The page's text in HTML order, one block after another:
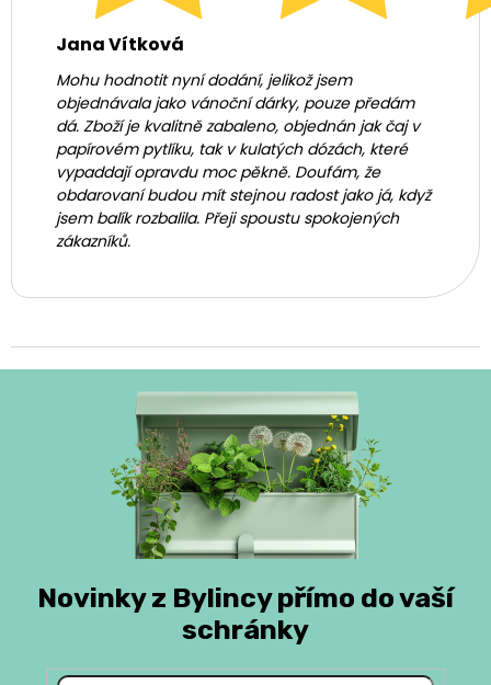
Jana Vítková
Mohu hodnotit nyní dodání, jelikož jsem
objednávala jako vánoční dárky, pouze předám
dá. Zboží je kvalitně zabaleno, objednán jak čaj v
papírovém pytlíku, tak v kulatých dózách, které
vypaddají opravdu moc pěkně. Doufám, že
obdarovaní budou mít stejnou radost jako já, když
jsem balík rozbalila. Přeji spoustu spokojených
zákazníků.
Novinky z Bylincy přímo do vaší
schránky